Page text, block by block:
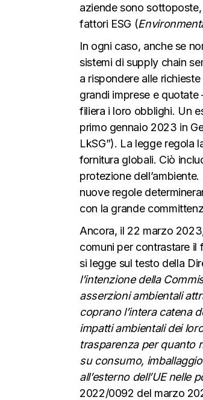
aziende sono
fattori ESG (
In ogni caso, anche se
sistemi di supply chain
a rispondere alle
grandi imprese e quotate
filiera i loro obblighi. Un
primo gennaio 2023 in
LkSG”). La legge regola
fornitura globali. Ciò
protezione
nuove regole
con la grande
Ancora, il 22 marzo
comuni per contrastare il
si legge sul testo della
l’intenzione della
asserzioni ambientali
coprano l’intera catena
impatti ambientali dei
trasparenza per quanto
su consumo,
all’esterno dell’UE nelle
2022/0092 del marzo